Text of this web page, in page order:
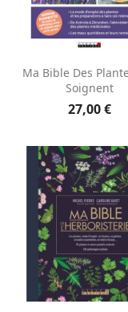
Ma Bible Des
Soignent
27,00 €